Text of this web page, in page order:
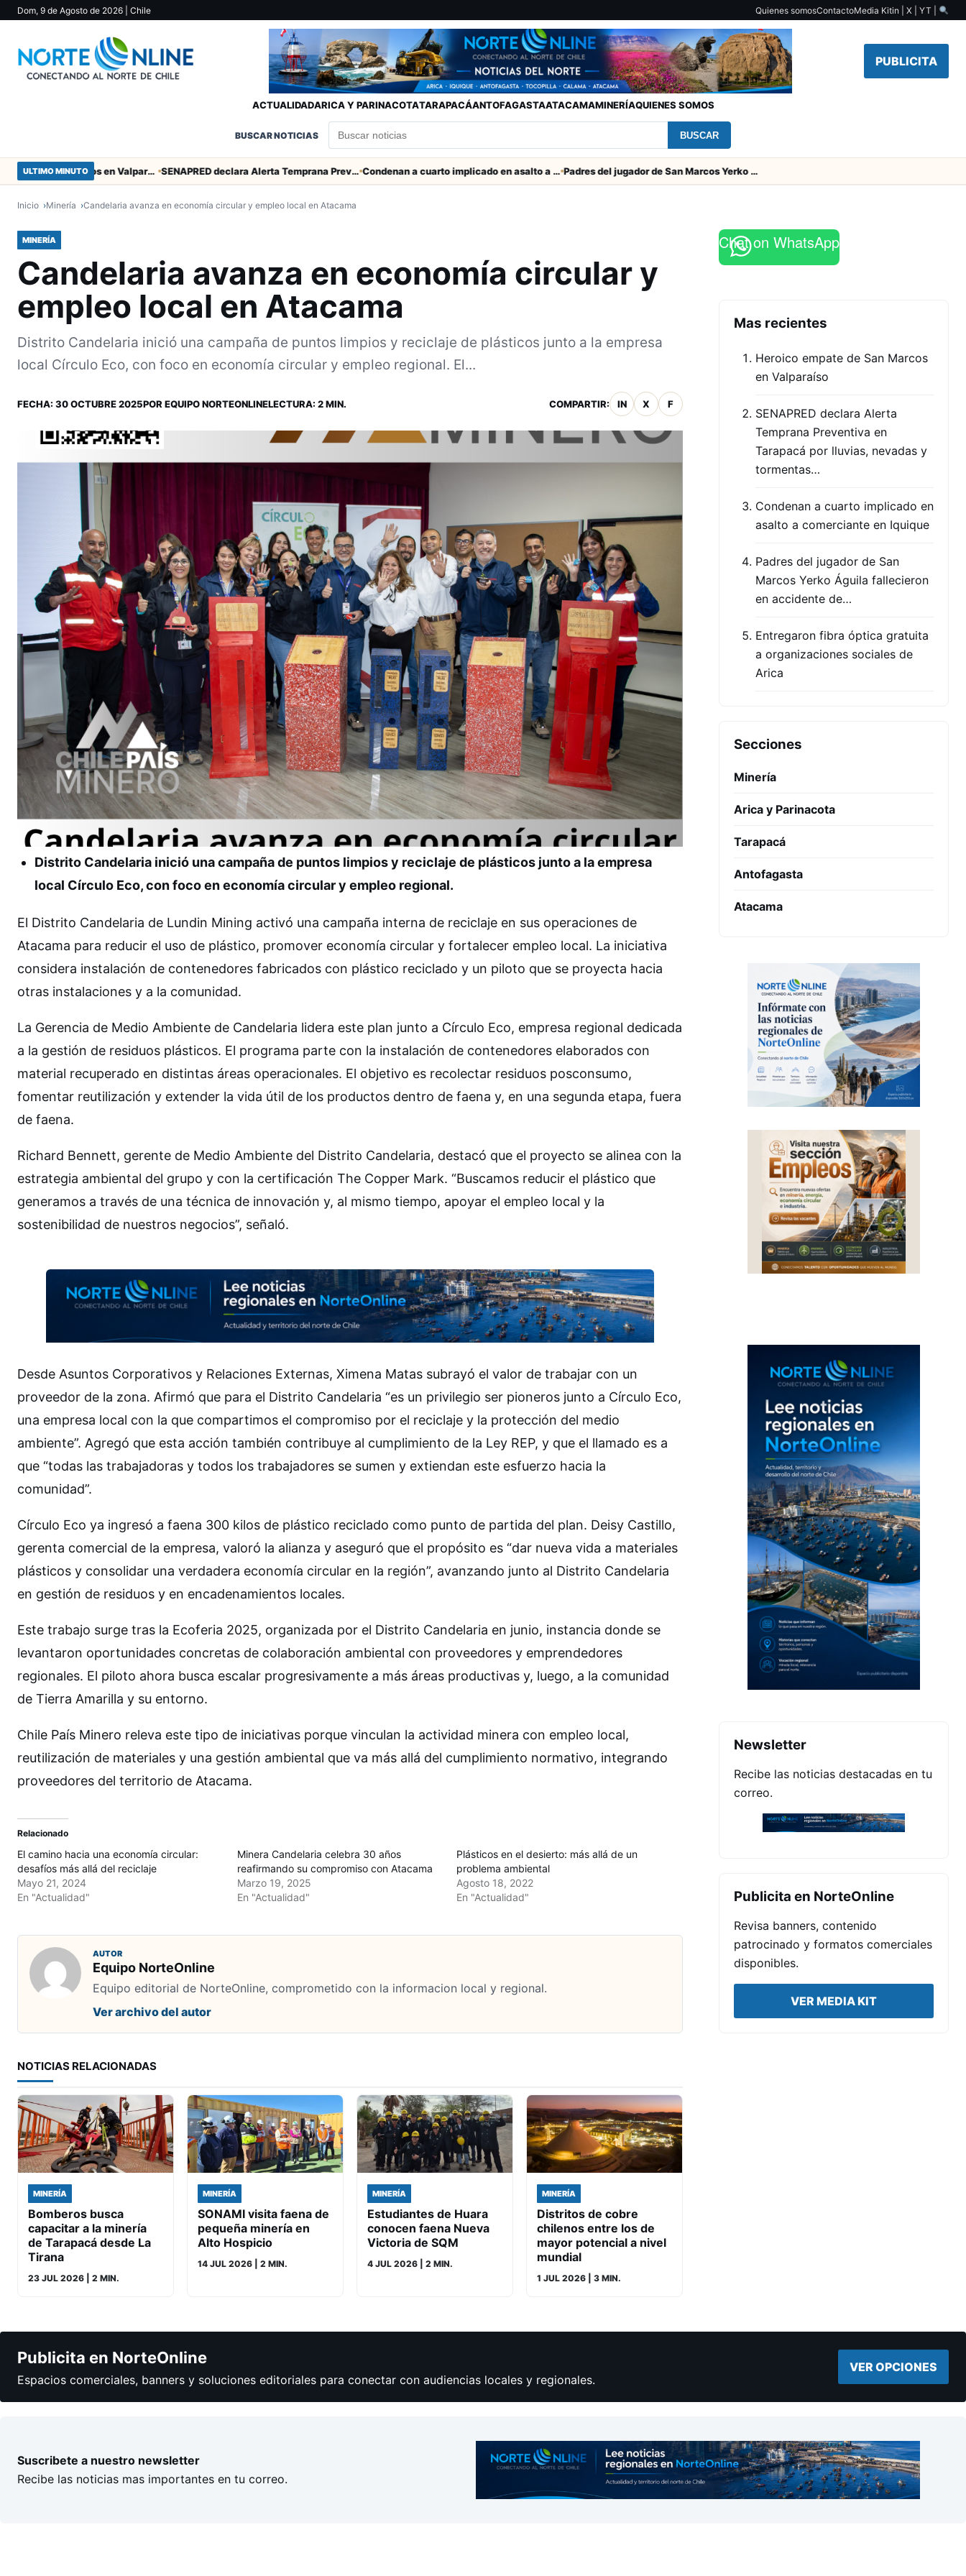
Dom, 9 de Agosto de 2026 | Chile Quienes somosContactoMedia Kitin | X | YT |
PUBLICITA
ACTUALIDADARICA Y PARINACOTATARAPACÁANTOFAGASTAATACAMAMINERÍAQUIENES SOMOS
BUSCAR NOTICIAS BUSCAR
ULTIMO MINUTO Heroico empate de San Marcos en Valparaíso SENAPRED declara Alerta Temprana Preventiva en Tarapacá por lluvias, nevadas y tormentas eléctricas Condenan a cuarto implicado en asalto a comerciante en Iquique Padres del jugador de San Marcos Yerko Águila fallecieron en accidente de tránsito en Temuco
Inicio Minería Candelaria avanza en economía circular y empleo local en Atacama
MINERÍA
Candelaria avanza en economía circular y
empleo local en Atacama
Distrito Candelaria inició una campaña de puntos limpios y reciclaje de plásticos junto a la empresa
local Círculo Eco, con foco en economía circular y empleo regional. El...
FECHA: 30 OCTUBRE 2025POR EQUIPO NORTEONLINELECTURA: 2 MIN. COMPARTIR: IN X F
Distrito Candelaria inició una campaña de puntos limpios y reciclaje de plásticos junto a la empresa
local Círculo Eco, con foco en economía circular y empleo regional.
El Distrito Candelaria de Lundin Mining activó una campaña interna de reciclaje en sus operaciones de
Atacama para reducir el uso de plástico, promover economía circular y fortalecer empleo local. La iniciativa
considera instalación de contenedores fabricados con plástico reciclado y un piloto que se proyecta hacia
otras instalaciones y a la comunidad.
La Gerencia de Medio Ambiente de Candelaria lidera este plan junto a Círculo Eco, empresa regional dedicada
a la gestión de residuos plásticos. El programa parte con la instalación de contenedores elaborados con
material recuperado en distintas áreas operacionales. El objetivo es recolectar residuos posconsumo,
fomentar reutilización y extender la vida útil de los productos dentro de faena y, en una segunda etapa, fuera
de faena.
Richard Bennett, gerente de Medio Ambiente del Distrito Candelaria, destacó que el proyecto se alinea con la
estrategia ambiental del grupo y con la certificación The Copper Mark. “Buscamos reducir el plástico que
generamos a través de una técnica de innovación y, al mismo tiempo, apoyar el empleo local y la
sostenibilidad de nuestros negocios”, señaló.
Desde Asuntos Corporativos y Relaciones Externas, Ximena Matas subrayó el valor de trabajar con un
proveedor de la zona. Afirmó que para el Distrito Candelaria “es un privilegio ser pioneros junto a Círculo Eco,
una empresa local con la que compartimos el compromiso por el reciclaje y la protección del medio
ambiente”. Agregó que esta acción también contribuye al cumplimiento de la Ley REP, y que el llamado es a
que “todas las trabajadoras y todos los trabajadores se sumen y extiendan este esfuerzo hacia la
comunidad”.
Círculo Eco ya ingresó a faena 300 kilos de plástico reciclado como punto de partida del plan. Deisy Castillo,
gerenta comercial de la empresa, valoró la alianza y aseguró que el propósito es “dar nueva vida a materiales
plásticos y consolidar una verdadera economía circular en la región”, avanzando junto al Distrito Candelaria
en gestión de residuos y en encadenamientos locales.
Este trabajo surge tras la Ecoferia 2025, organizada por el Distrito Candelaria en junio, instancia donde se
levantaron oportunidades concretas de colaboración ambiental con proveedores y emprendedores
regionales. El piloto ahora busca escalar progresivamente a más áreas productivas y, luego, a la comunidad
de Tierra Amarilla y su entorno.
Chile País Minero releva este tipo de iniciativas porque vinculan la actividad minera con empleo local,
reutilización de materiales y una gestión ambiental que va más allá del cumplimiento normativo, integrando
proveedores del territorio de Atacama.
Relacionado
El camino hacia una economía circular:
desafíos más allá del reciclaje
Mayo 21, 2024
En "Actualidad"
Minera Candelaria celebra 30 años
reafirmando su compromiso con Atacama
Marzo 19, 2025
En "Actualidad"
Plásticos en el desierto: más allá de un
problema ambiental
Agosto 18, 2022
En "Actualidad"
AUTOR
Equipo NorteOnline
Equipo editorial de NorteOnline, comprometido con la informacion local y regional.
Ver archivo del autor
NOTICIAS RELACIONADAS
MINERÍA
Bomberos busca
capacitar a la minería
de Tarapacá desde La
Tirana
23 JUL 2026 | 2 MIN.
MINERÍA
SONAMI visita faena de
pequeña minería en
Alto Hospicio
14 JUL 2026 | 2 MIN.
MINERÍA
Estudiantes de Huara
conocen faena Nueva
Victoria de SQM
4 JUL 2026 | 2 MIN.
MINERÍA
Distritos de cobre
chilenos entre los de
mayor potencial a nivel
mundial
1 JUL 2026 | 3 MIN.
Chat on WhatsApp
Mas recientes
Heroico empate de San Marcos
en Valparaíso
SENAPRED declara Alerta
Temprana Preventiva en
Tarapacá por lluvias, nevadas y
tormentas…
Condenan a cuarto implicado en
asalto a comerciante en Iquique
Padres del jugador de San
Marcos Yerko Águila fallecieron
en accidente de…
Entregaron fibra óptica gratuita
a organizaciones sociales de
Arica
Secciones
Minería
Arica y Parinacota
Tarapacá
Antofagasta
Atacama
Newsletter
Recibe las noticias destacadas en tu
correo.
Publicita en NorteOnline
Revisa banners, contenido
patrocinado y formatos comerciales
disponibles.
VER MEDIA KIT
Publicita en NorteOnline
Espacios comerciales, banners y soluciones editoriales para conectar con audiencias locales y regionales.
VER OPCIONES
Suscribete a nuestro newsletter
Recibe las noticias mas importantes en tu correo.